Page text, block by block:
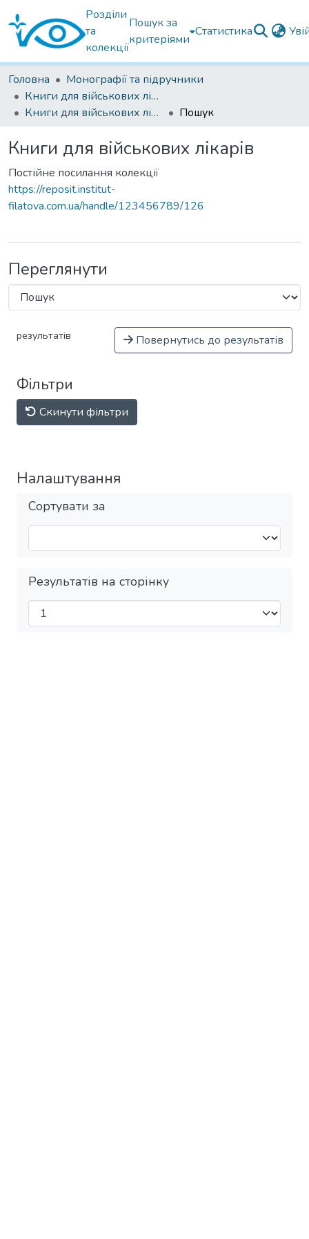
Розділи
та
колекції
Пошук за
критеріями
Статистика
Головна
Монографії та підручники
Книги для військових лікарів
Книги для військових лікарів
Пошук
Книги для військових лікарів
Постійне посилання колекції
https://reposit.institut-
filatova.com.ua/handle/123456789/126
Переглянути
результатів Повернутись до результатів
Фільтри
Скинути фільтри
Налаштування
Сортувати за
Результатів на сторінку